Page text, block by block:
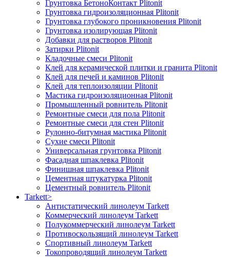
Грунтовка БетоноКонтакт Plitonit
Грунтовка гидроизоляционная Plitonit
Грунтовка глубокого проникновения Plitonit
Грунтовка изолирующая Plitonit
Добавки для растворов Plitonit
Затирки Plitonit
Кладочные смеси Plitonit
Клей для керамической плитки и гранита Plitonit
Клей для печей и каминов Plitonit
Клей для теплоизоляции Plitonit
Мастика гидроизоляционная Plitonit
Промышленный ровнитель Plitonit
Ремонтные смеси для пола Plitonit
Ремонтные смеси для стен Plitonit
Рулонно-битумная мастика Plitonit
Сухие смеси Plitonit
Универсальная грунтовка Plitonit
Фасадная шпаклевка Plitonit
Финишная шпаклевка Plitonit
Цементная штукатурка Plitonit
Цементный ровнитель Plitonit
Tarkett>
Антистатический линолеум Tarkett
Коммерческий линолеум Tarkett
Полукоммерческий линолеум Tarkett
Противоскользящий линолеум Tarkett
Спортивный линолеум Tarkett
Токопроводящий линолеум Tarkett